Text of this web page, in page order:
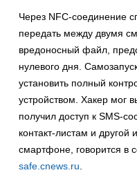
Через NFC-соединение
передать между двумя
вредоносный файл,
нулевого дня.
установить полный
устройством. Хакер мог
получил доступ к SMS-
контакт-листам и
смартфоне, говорится в
safe.cnews.ru